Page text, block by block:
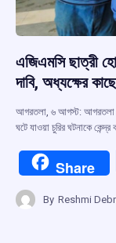
এজিএমসি ছাত্রী
দাবি, অধ্যক্ষের
আগরতলা, ৬ আগস্ট: আগরতলা
ঘটে যাওয়া চুরির ঘটনাকে
Share
By Reshmi